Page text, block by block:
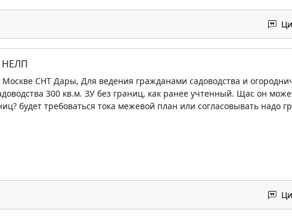
НЕЛП
Москве СНТ Дары, Для ведения гражданами садоводства и
300 кв.м. ЗУ без границ, как ранее учтенный. Щас он
будет требоваться тока межевой план или согласовывать надо